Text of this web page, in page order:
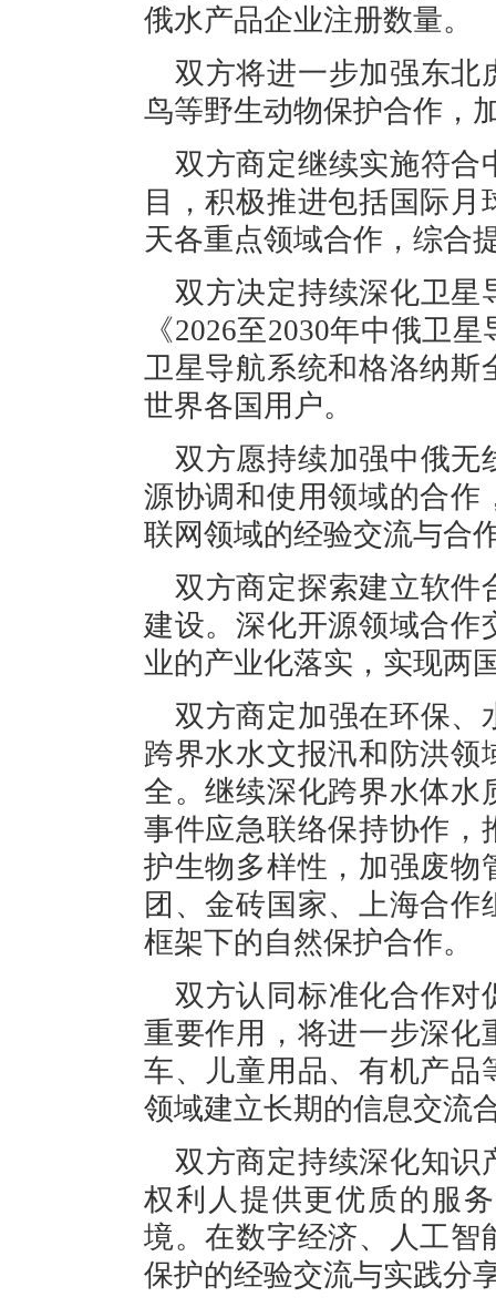
俄水产品企业注册数量。
双方将进一步加强东北
鸟等野生动物保护合作，
双方商定继续实施符合
目，积极推进包括国际
天各重点领域合作，综合
双方决定持续深化卫星
《2026至2030年中俄卫
卫星导航系统和格洛纳斯
世界各国用户。
双方愿持续加强中俄无
源协调和使用领域的合作
联网领域的经验交流与合
双方商定探索建立软件
建设。深化开源领域合作
业的产业化落实，实现两
双方商定加强在环保、
跨界水水文报汛和防洪领
全。继续深化跨界水体水
事件应急联络保持协作，
护生物多样性，加强废物
团、金砖国家、上海合
框架下的自然保护合作。
双方认同标准化合作对
重要作用，将进一步深化
车、儿童用品、有机产品
领域建立长期的信息交流
双方商定持续深化知识
权利人提供更优质的服
境。在数字经济、人工智
保护的经验交流与实践分